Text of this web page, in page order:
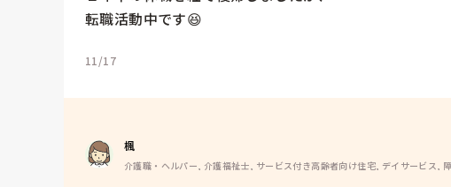
転職活動中です😆
11/17
楓
介護職・ヘルパー, 介護福祉士, サービス付き高齢者向け住宅, デイサービス,